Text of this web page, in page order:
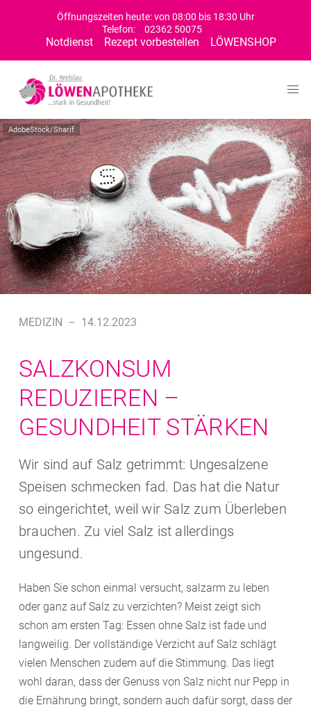
Öffnungszeiten heute: von 08:00 bis 18:30 Uhr
Telefon:
02362 50075
Notdienst Rezept vorbestellen LÖWENSHOP
AdobeStock/Sharif
Symbolbild
MEDIZIN – 14.12.2023
SALZKONSUM
REDUZIEREN –
GESUNDHEIT STÄRKEN
Wir sind auf Salz getrimmt: Ungesalzene
Speisen schmecken fad. Das hat die Natur
so eingerichtet, weil wir Salz zum Überleben
brauchen. Zu viel Salz ist allerdings
ungesund.
Haben Sie schon einmal versucht, salzarm zu leben
oder ganz auf Salz zu verzichten? Meist zeigt sich
schon am ersten Tag: Essen ohne Salz ist fade und
langweilig. Der vollständige Verzicht auf Salz schlägt
vielen Menschen zudem auf die Stimmung. Das liegt
wohl daran, dass der Genuss von Salz nicht nur Pepp in
die Ernährung bringt, sondern auch dafür sorgt, dass der